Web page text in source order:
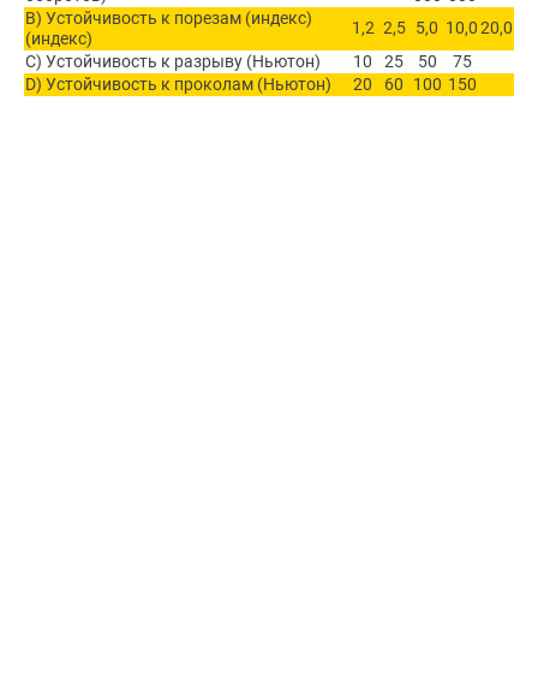
B) Устойчивость к порезам (индекс)
(индекс)
1,2 2,5 5,0 10,020,0
C) Устойчивость к разрыву (Ньютон)
10 25 50
75
D) Устойчивость к проколам (Ньютон)
20 60 100 150